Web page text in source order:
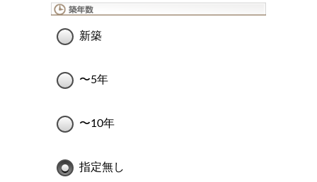
新築
〜5年
〜10年
指定無し